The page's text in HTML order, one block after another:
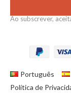
Ao subscrever,
Português
Política de